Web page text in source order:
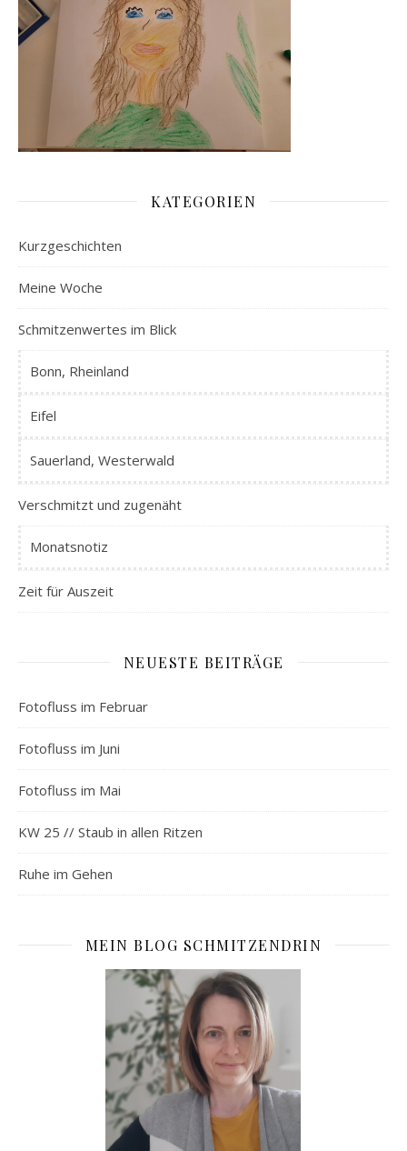
KATEGORIEN
Kurzgeschichten
Meine Woche
Schmitzenwertes im Blick
Bonn, Rheinland
Eifel
Sauerland, Westerwald
Verschmitzt und zugenäht
Monatsnotiz
Zeit für Auszeit
NEUESTE BEITRÄGE
Fotofluss im Februar
Fotofluss im Juni
Fotofluss im Mai
KW 25 // Staub in allen Ritzen
Ruhe im Gehen
MEIN BLOG SCHMITZENDRIN